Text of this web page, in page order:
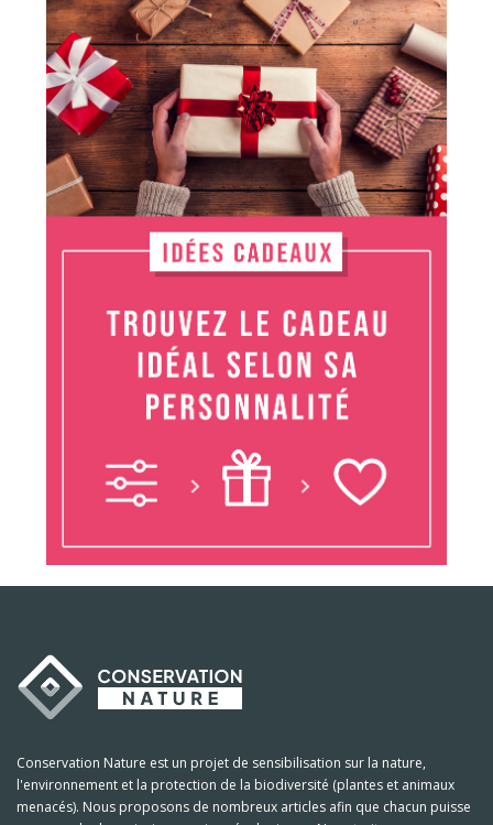
Conservation Nature est un projet de sensibilisation sur la nature,
l'environnement et la protection de la biodiversité (plantes et animaux
menacés). Nous proposons de nombreux articles afin que chacun puisse